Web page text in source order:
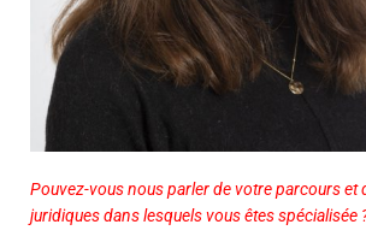
Pouvez-vous nous parler de votre parcours et
juridiques dans lesquels vous êtes spécialisée